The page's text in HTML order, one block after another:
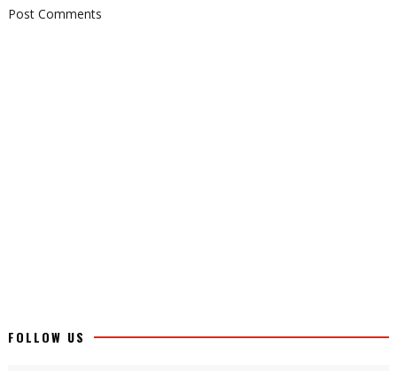
Post Comments
FOLLOW US